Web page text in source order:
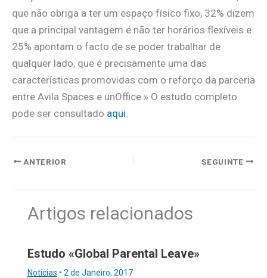
que não obriga a ter um espaço físico fixo, 32% dizem
que a principal vantagem é não ter horários flexíveis e
25% apontam o facto de se poder trabalhar de
qualquer lado, que é precisamente uma das
características promovidas com o reforço da parceria
entre Avila Spaces e unOffice.» O estudo completo
pode ser consultado aqui
ANTERIOR SEGUINTE
Artigos relacionados
Estudo «Global Parental Leave»
Notícias • 2 de Janeiro, 2017